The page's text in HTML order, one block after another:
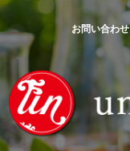
お問い合わせ